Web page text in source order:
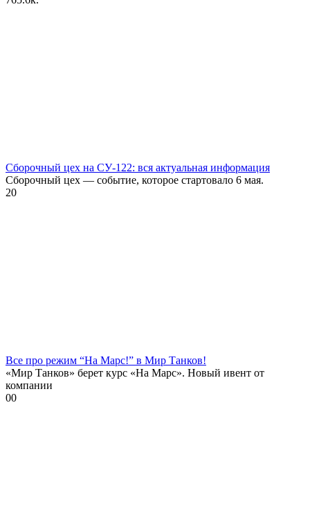
Сборочный цех на СУ-122: вся актуальная информация
Сборочный цех — событие, которое стартовало 6 мая.
20
Все про режим “На Марс!” в Мир Танков!
«Мир Танков» берет курс «На Марс». Новый ивент от
компании
00